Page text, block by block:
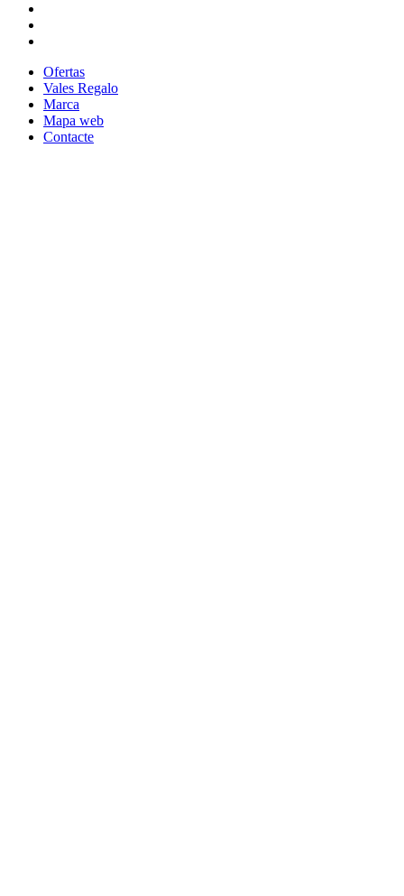
Ofertas
Vales Regalo
Marca
Mapa web
Contacte